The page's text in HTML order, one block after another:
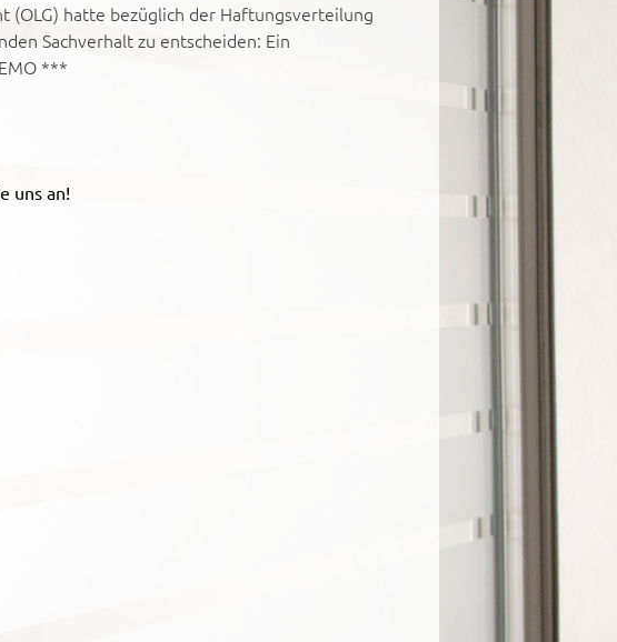
(OLG) hatte bezüglich der Haftungsverteilung
Sachverhalt zu entscheiden: Ein
***
uns an!